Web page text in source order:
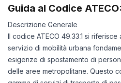
Guida al Codice ATECO:
Descrizione Generale
Il codice ATECO 49.33.1 si
servizio di mobilità urbana
esigenze di spostamento di
delle aree metropolitane. Questo